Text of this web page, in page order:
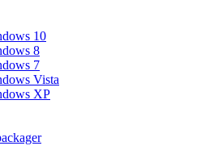
10
8
7
Vista
XP